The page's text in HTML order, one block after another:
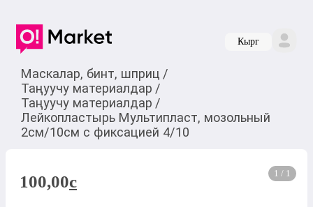
Кырг
Маскалар, бинт, шприц /
Таңуучу материалдар /
Таңуучу материалдар /
Лейкопластырь Мультипласт, мозольный
2см/10см с фиксацией 4/10
1 / 1
100,00c